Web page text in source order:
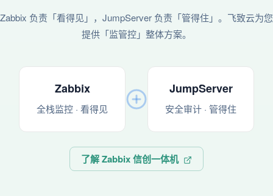
Zabbix 负责「看得见」，JumpServer 负责「管得住」。飞致云为您
提供「监管控」整体方案。
Zabbix
全栈监控 · 看得见
JumpServer
安全审计 · 管得住
了解 Zabbix 信创一体机